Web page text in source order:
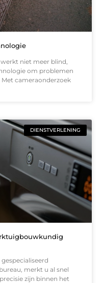
niet meer blind,
om problemen
cameraonderzoek
DIENSTVERLENING
merkt u al snel
zijn binnen het